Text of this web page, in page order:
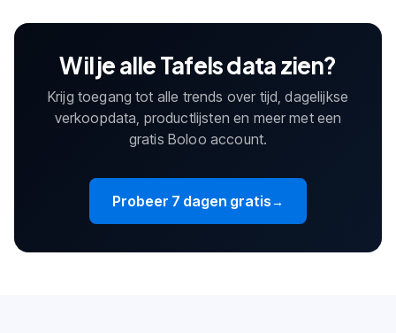
Wil je alle Tafels data zien?
Krijg toegang tot alle trends over tijd, dagelijkse
verkoopdata, productlijsten en meer met een
gratis Boloo account.
Probeer 7 dagen gratis→